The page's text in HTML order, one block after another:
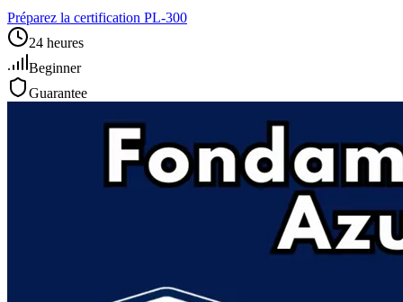
Préparez la certification PL‑300
24 heures
Beginner
Guarantee